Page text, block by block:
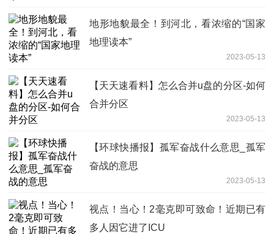
地形地貌最全！到河北，看浓缩的“国家
地理读本”
2023-05-13
【天天速看料】怎么合并u盘的分区-如何
合并分区
2023-05-13
【环球快播报】孤军奋战什么意思_孤军
奋战的意思
2023-05-13
视点！当心！2毫克即可致命！近期已有
多人因它进了ICU